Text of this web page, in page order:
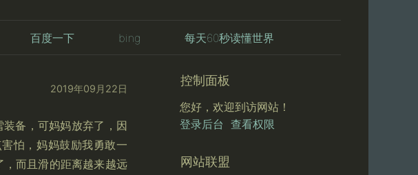
百度一下 bing 每天60秒读懂世界
2019年09月22日
备，可妈妈放弃了，因
怕，妈妈鼓励我勇敢一
而且滑的距离越来越远
控制面板
您好，欢迎到访网站！
登录后台 查看权限
网站联盟